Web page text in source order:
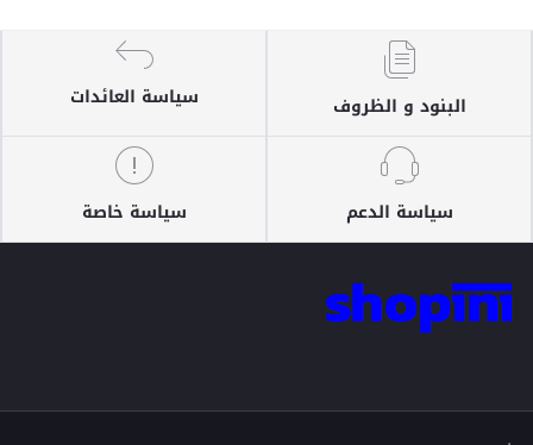
البنود و الظروف سياسة العائدات
سياسة الدعم سياسة خاصة